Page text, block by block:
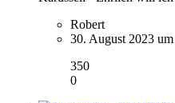
Robert
30. August 2023
350
0